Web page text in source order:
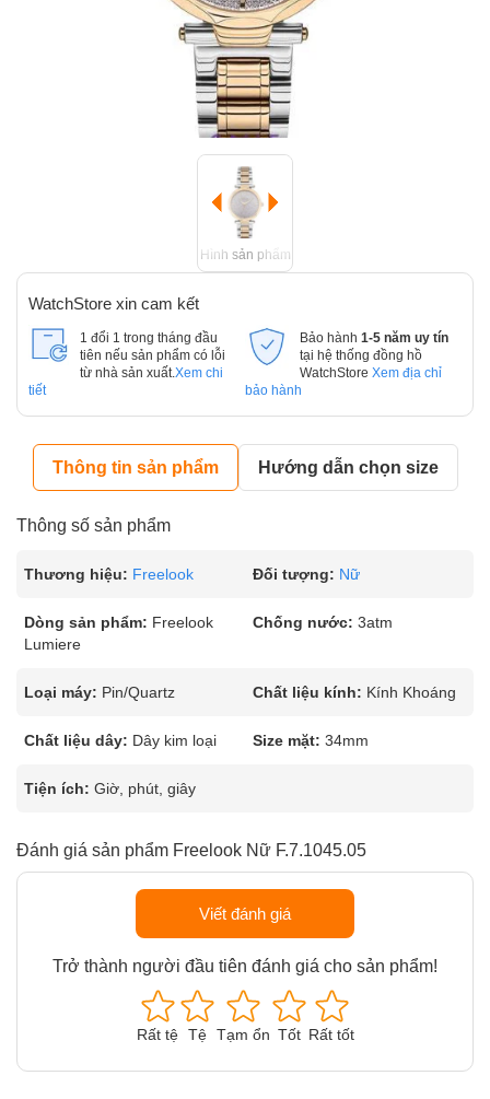
Hình sản phẩm
WatchStore xin cam kết
1 đổi 1 trong tháng đầu
tiên nếu sản phẩm có lỗi
từ nhà sản xuất. Xem chi
tiết
Bảo hành 1-5 năm uy tín
tại hệ thống đồng hồ
WatchStore Xem địa chỉ
bảo hành
Thông tin sản phẩm Hướng dẫn chọn size
Thông số sản phẩm
Thương hiệu: Freelook Đối tượng: Nữ
Dòng sản phẩm: Freelook
Lumiere
Chống nước: 3atm
Loại máy: Pin/Quartz Chất liệu kính: Kính Khoáng
Chất liệu dây: Dây kim loại Size mặt: 34mm
Tiện ích: Giờ, phút, giây
Đánh giá sản phẩm Freelook Nữ F.7.1045.05
Viết đánh giá
Trở thành người đầu tiên đánh giá cho sản phẩm!
Rất tệ Tệ Tạm ổn Tốt Rất tốt